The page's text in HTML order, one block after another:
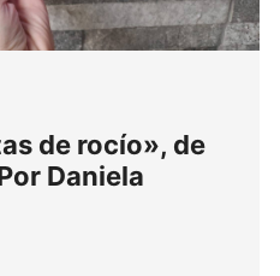
de rocío», de
Daniela